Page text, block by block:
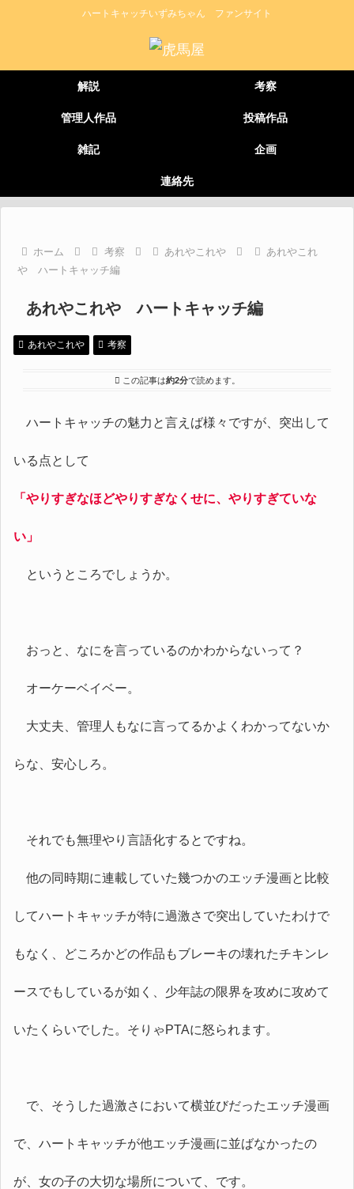
ハートキャッチいずみちゃん ファンサイト
解説 考察
管理人作品 投稿作品
雑記 企画
連絡先
ホーム 考察 あれやこれや
あれやこれ
や ハートキャッチ編
あれやこれや ハートキャッチ編
あれやこれや 考察
この記事は約2分で読めます。
ハートキャッチの魅力と言えば様々ですが、突出して
いる点として
「やりすぎなほどやりすぎなくせに、やりすぎていな
い」
というところでしょうか。
おっと、なにを言っているのかわからないって？
オーケーベイベー。
大丈夫、管理人もなに言ってるかよくわかってないか
らな、安心しろ。
それでも無理やり言語化するとですね。
他の同時期に連載していた幾つかのエッチ漫画と比較
してハートキャッチが特に過激さで突出していたわけで
もなく、どころかどの作品もブレーキの壊れたチキンレ
ースでもしているが如く、少年誌の限界を攻めに攻めて
いたくらいでした。そりゃPTAに怒られます。
で、そうした過激さにおいて横並びだったエッチ漫画
で、ハートキャッチが他エッチ漫画に並ばなかったの
が、女の子の大切な場所について、です。